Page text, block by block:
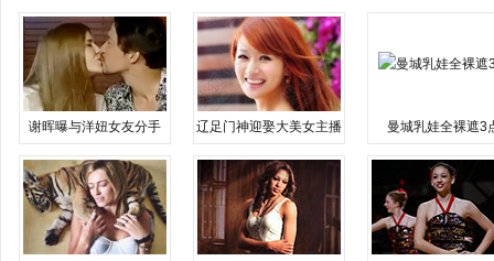
谢晖曝与洋妞女友分手 辽足门神迎娶大美女主播 曼城乳娃全裸遮3